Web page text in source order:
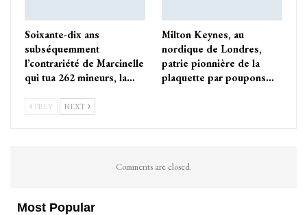
Soixante-dix ans
subséquemment
l’contrariété de Marcinelle
qui tua 262 mineurs, la…
Milton Keynes, au
nordique de Londres,
patrie pionnière de la
plaquette par poupons…
PREV NEXT
Comments are closed.
Most Popular